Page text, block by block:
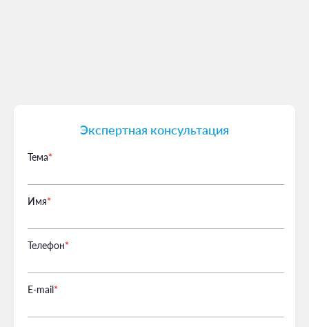
Экспертная консультация
Тема*
Имя*
Телефон*
Е-mail*